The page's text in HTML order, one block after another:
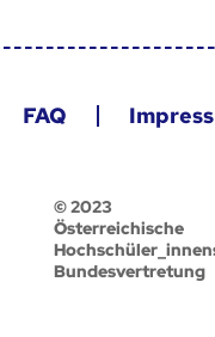
FAQ
© 2023
Österreichische
Bundesvertretung